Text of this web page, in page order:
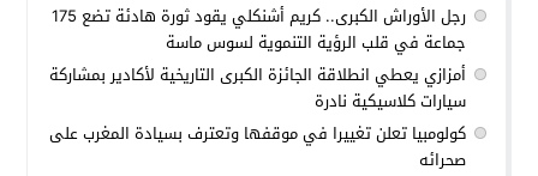
رجل الأوراش الكبرى.. كريم أشنكلي يقود ثورة هادئة تضع 175
جماعة في قلب الرؤية التنموية لسوس ماسة
أمزازي يعطي انطلاقة الجائزة الكبرى التاريخية لأكادير بمشاركة
سيارات كلاسيكية نادرة
كولومبيا تعلن تغييرا في موقفها وتعترف بسيادة المغرب على
صحرائه